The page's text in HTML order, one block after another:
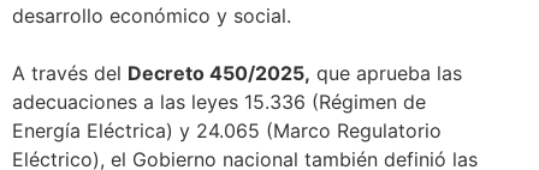
desarrollo económico y social.
A través del Decreto 450/2025, que aprueba las
adecuaciones a las leyes 15.336 (Régimen de
Energía Eléctrica) y 24.065 (Marco Regulatorio
Eléctrico), el Gobierno nacional también definió las